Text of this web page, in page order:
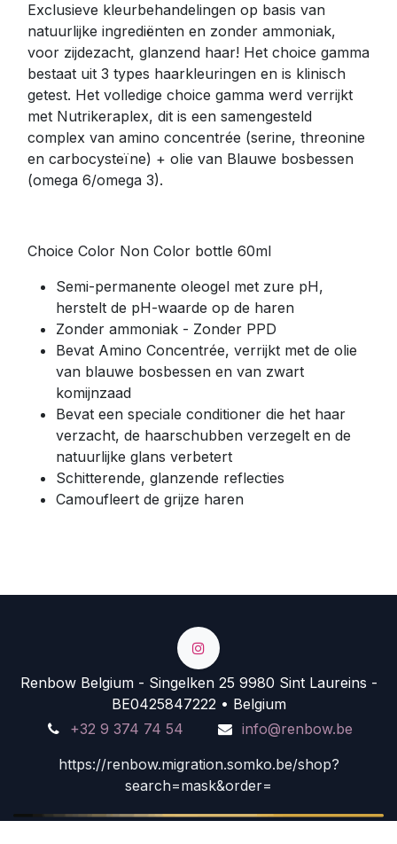
Exclusieve kleurbehandelingen op basis van
natuurlijke ingrediënten en zonder ammoniak,
voor zijdezacht, glanzend haar! Het choice gamma
bestaat uit 3 types haarkleuringen en is klinisch
getest. Het volledige choice gamma werd verrijkt
met Nutrikeraplex, dit is een samengesteld
complex van amino concentrée (serine, threonine
en carbocysteïne) + olie van Blauwe bosbessen
(omega 6/omega 3).
Choice Color Non Color bottle 60ml
Semi-permanente oleogel met zure pH,
herstelt de pH-waarde op de haren
Zonder ammoniak - Zonder PPD
Bevat Amino Concentrée, verrijkt met de olie
van blauwe bosbessen en van zwart
komijnzaad
Bevat een speciale conditioner die het haar
verzacht, de haarschubben verzegelt en de
natuurlijke glans verbetert
Schitterende, glanzende reflecties
Camoufleert de grijze haren
Renbow Belgium - Singelken 25 9980 Sint Laureins -
BE0425847222 • Belgium
+32 9 374 74 54
info@renbow.be
https://renbow.migration.somko.be/shop?
search=mask&order=